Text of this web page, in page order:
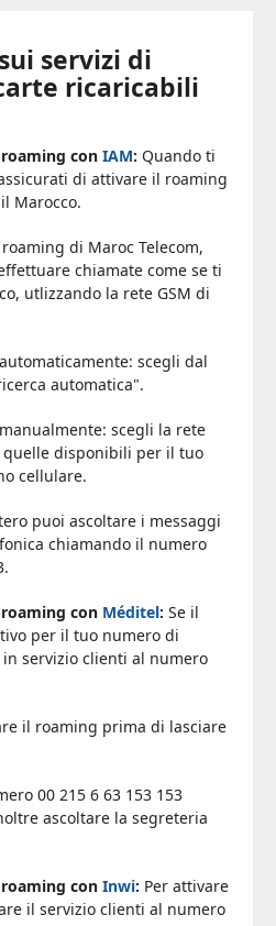
servizi di
ricaricabili
con IAM: Quando ti
di attivare il roaming
Marocco.
di Maroc Telecom,
chiamate come se ti
utlizzando la rete GSM di
scegli dal
automatica".
scegli la rete
disponibili per il tuo
cellulare.
puoi ascoltare i messaggi
chiamando il numero
con Méditel: Se il
per il tuo numero di
servizio clienti al numero
il roaming prima di lasciare
00 215 6 63 153 153
ascoltare la segreteria
con Inwi: Per attivare
il servizio clienti al numero